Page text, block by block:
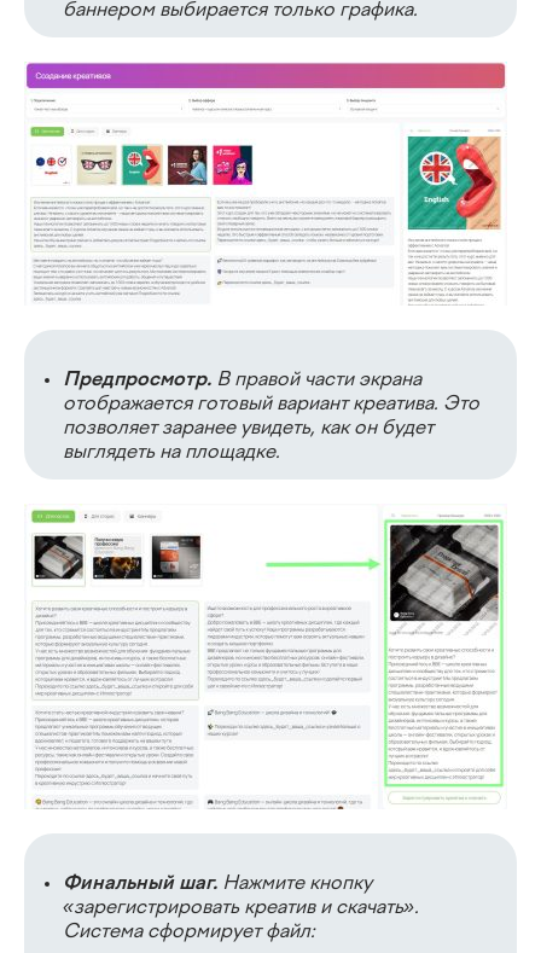
баннером выбирается только графика.
Предпросмотр. В правой части экрана
отображается готовый вариант креатива. Это
позволяет заранее увидеть, как он будет
выглядеть на площадке.
Финальный шаг. Нажмите кнопку
«зарегистрировать креатив и скачать».
Система сформирует файл: